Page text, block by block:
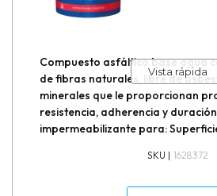
Vista rápida
Compuesto asfáltico base agua
de fibras naturales, libre de
minerales que le proporcionan
resistencia, adherencia y
impermeabilizante para:
SKU | 1628372